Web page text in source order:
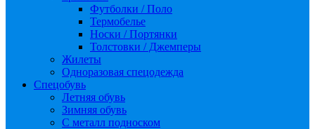
Футболки / Поло
Термобелье
Носки / Портянки
Толстовки / Джемперы
Жилеты
Одноразовая спецодежда
Спецобувь
Летняя обувь
Зимняя обувь
С металл подноском